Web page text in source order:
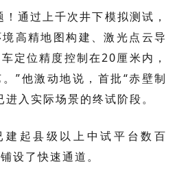
通过上千次井下模拟测试，
高精地图构建、激光点云导
定位精度控制在20厘米内，
”他激动地说，首批“赤壁制
入实际场景的终试阶段。
建起县级以上中试平台数百
设了快速通道。